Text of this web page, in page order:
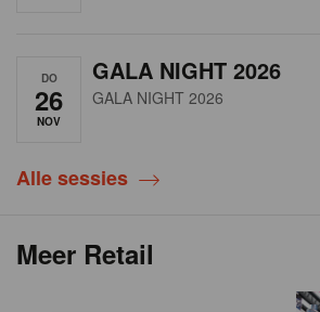
DO
26
NOV
GALA NIGHT 2026
GALA NIGHT 2026
Alle sessies
Meer Retail